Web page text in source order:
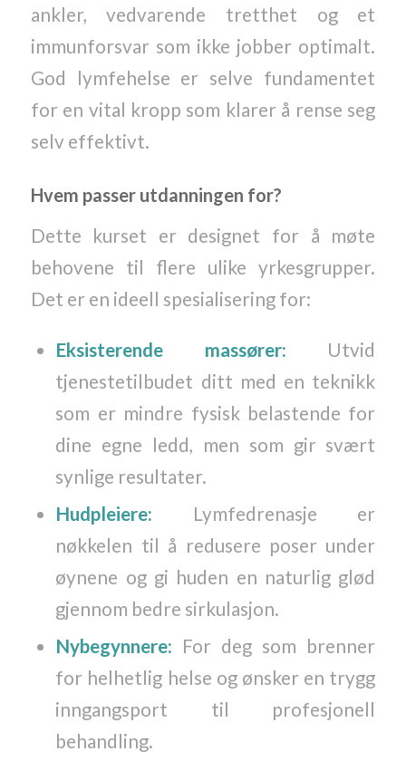
ankler, vedvarende tretthet og et
immunforsvar som ikke jobber optimalt.
God lymfehelse er selve fundamentet
for en vital kropp som klarer å rense seg
selv effektivt.
Hvem passer utdanningen for?
Dette kurset er designet for å møte
behovene til flere ulike yrkesgrupper.
Det er en ideell spesialisering for:
Eksisterende massører: Utvid
tjenestetilbudet ditt med en teknikk
som er mindre fysisk belastende for
dine egne ledd, men som gir svært
synlige resultater.
Hudpleiere: Lymfedrenasje er
nøkkelen til å redusere poser under
øynene og gi huden en naturlig glød
gjennom bedre sirkulasjon.
Nybegynnere: For deg som brenner
for helhetlig helse og ønsker en trygg
inngangsport til profesjonell
behandling.